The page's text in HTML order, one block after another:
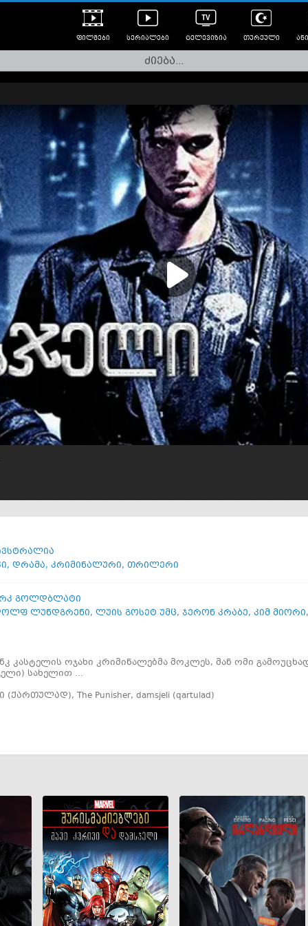
ფილმები სერიალები ტელევიზია თურქული
, დრამა, კრიმინალური, თრილერი
გოლდბლატი
ლუნდგრენი, ლუის გოსეტ უმც, ჯერონ კრაბე, კიმ მიორი,
კასტელის ოჯახი კრიმინალებმა მოკლეს, მან ომი
სახელით ...
(ქართულად), The Punisher, damsjeli (qartulad)